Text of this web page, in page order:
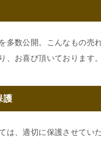
多数公開。こんなもの売
、お喜び頂いております。
護
は、適切に保護させてい